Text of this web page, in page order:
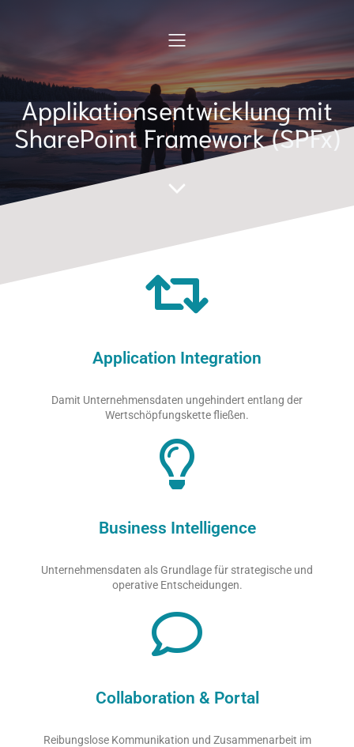
Applikationsentwicklung mit
SharePoint Framework (SPFx)
Application Integration
Damit Unternehmensdaten ungehindert entlang der
Wertschöpfungskette fließen.
Business Intelligence
Unternehmensdaten als Grundlage für strategische und
operative Entscheidungen.
Collaboration & Portal
Reibungslose Kommunikation und Zusammenarbeit im